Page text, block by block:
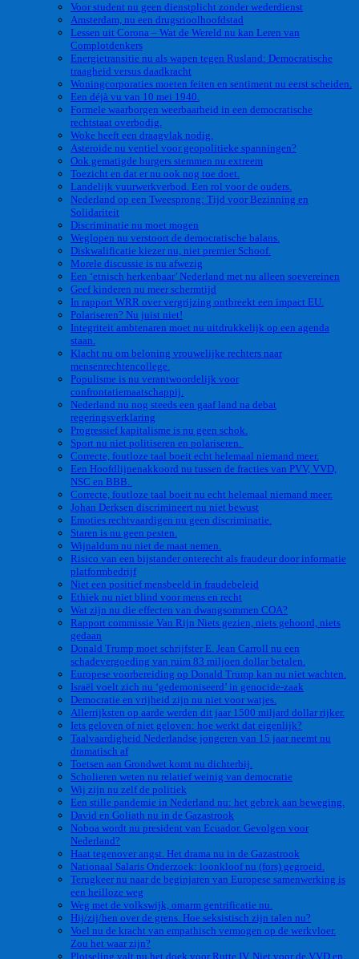
Voor student nu geen dienstplicht zonder wederdienst
Amsterdam, nu een drugsrioolhoofdstad
Lessen uit Corona – Wat de Wereld nu kan Leren van
Complotdenkers
Energietransitie nu als wapen tegen Rusland: Democratische
traagheid versus daadkracht
Woningcorporaties moeten feiten en sentiment nu eerst scheiden.
Een déjà vu van 10 mei 1940.
Formele waarborgen weerbaarheid in een democratische
rechtstaat overbodig.
Woke heeft een draagvlak nodig.
Asteroide nu ventiel voor geopolitieke spanningen?
Ook gematigde burgers stemmen nu extreem
Toezicht en dat er nu ook nog toe doet.
Landelijk vuurwerkverbod. Een rol voor de ouders.
Nederland op een Tweesprong: Tijd voor Bezinning en
Solidariteit
Discriminatie nu moet mogen
Weglopen nu verstoort de democratische balans.
Diskwalificatie kiezer nu, niet premier Schoof.
Morele discussie is nu afwezig
Een ‘etnisch herkenbaar’ Nederland met nu alleen soevereinen
Geef kinderen nu meer schermtijd
In rapport WRR over vergrijzing ontbreekt een impact EU.
Polariseren? Nu juist niet!
Integriteit ambtenaren moet nu uitdrukkelijk op een agenda
staan.
Klacht nu om beloning vrouwelijke rechters naar
mensenrechtencollege.
Populisme is nu verantwoordelijk voor
confrontatiemaatschappij.
Nederland nu nog steeds een gaaf land na debat
regeringsverklaring
Progressief kapitalisme is nu geen schok.
Sport nu niet politiseren en polariseren.
Correcte, foutloze taal boeit echt helemaal niemand meer.
Een Hoofdlijnenakkoord nu tussen de fracties van PVV, VVD,
NSC en BBB.
Correcte, foutloze taal boeit nu echt helemaal niemand meer.
Johan Derksen discrimineert nu niet bewust
Emoties rechtvaardigen nu geen discriminatie.
Staren is nu geen pesten.
Wijnaldum nu niet de maat nemen.
Risico van een bijstander onterecht als fraudeur door informatie
platformbedrijf
Niet een positief mensbeeld in fraudebeleid
Ethiek nu niet blind voor mens en recht
Wat zijn nu die effecten van dwangsommen COA?
Rapport commissie Van Rijn Niets gezien, niets gehoord, niets
gedaan
Donald Trump moet schrijfster E. Jean Carroll nu een
schadevergoeding van ruim 83 miljoen dollar betalen.
Europese voorbereiding op Donald Trump kan nu niet wachten.
Israël voelt zich nu ‘gedemoniseerd’ in genocide-zaak
Democratie en vrijheid zijn nu niet voor watjes.
Allerrijksten op aarde werden dit jaar 1500 miljard dollar rijker.
Iets geloven of niet geloven: hoe werkt dat eigenlijk?
Taalvaardigheid Nederlandse jongeren van 15 jaar neemt nu
dramatisch af
Toetsen aan Grondwet komt nu dichterbij.
Scholieren weten nu relatief weinig van democratie
Wij zijn nu zelf de politiek
Een stille pandemie in Nederland nu: het gebrek aan beweging.
David en Goliath nu in de Gazastrook
Noboa wordt nu president van Ecuador. Gevolgen voor
Nederland?
Haat tegenover angst. Het drama nu in de Gazastrook
Nationaal Salaris Onderzoek: loonkloof nu (fors) gegroeid.
Terugkeer nu naar de beginjaren van Europese samenwerking is
een heilloze weg
Weg met de volkswijk, omarm gentrificatie nu.
Hij/zij/hen over de grens. Hoe seksistisch zijn talen nu?
Voel nu de kracht van empathisch vermogen op de werkvloer.
Zou het waar zijn?
Plotseling valt nu het doek voor Rutte IV. Niet voor de VVD en